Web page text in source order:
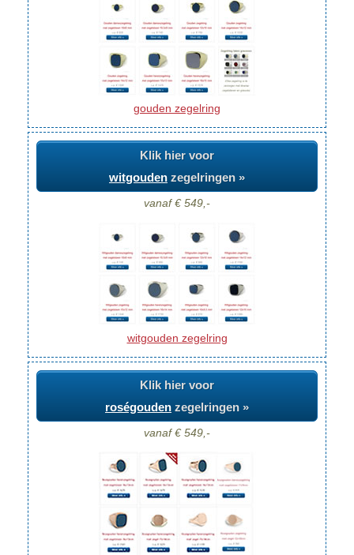
gouden zegelring
Klik hier voor
witgouden zegelringen »
vanaf € 549,-
witgouden zegelring
Klik hier voor
roségouden zegelringen »
vanaf € 549,-